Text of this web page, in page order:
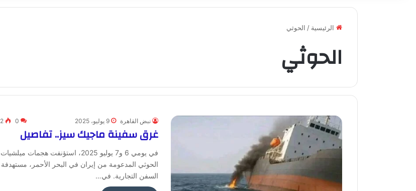
الرئيسية / الحوثي
الحوثي
نبض القاهرة 9 يوليو، 2025 0
2
غرق سفينة ماجيك سيز.. تفاصيل
في يومي 6 و7 يوليو 2025، استؤنفت هجمات ميلشيات
الحوثي المدعومة من إيران في البحر الأحمر، مستهدفة
السفن التجارية. في…